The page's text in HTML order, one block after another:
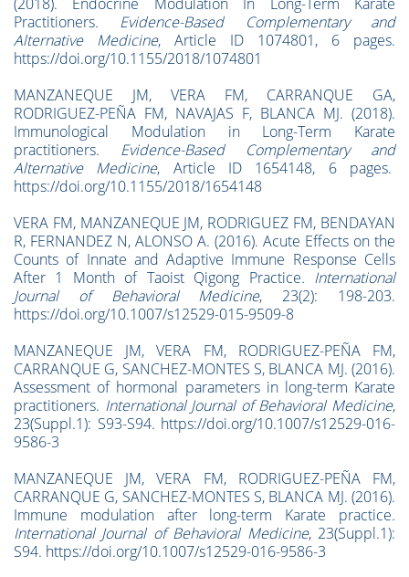
Practitioners. Evidence-Based Complementary and
Alternative Medicine, Article ID 1074801, 6 pages.
https://doi.org/10.1155/2018/1074801
MANZANEQUE JM, VERA FM, CARRANQUE GA,
RODRIGUEZ-PEÑA FM, NAVAJAS F, BLANCA MJ. (2018).
Immunological Modulation in Long-Term Karate
practitioners. Evidence-Based Complementary and
Alternative Medicine, Article ID 1654148, 6 pages.
https://doi.org/10.1155/2018/1654148
VERA FM, MANZANEQUE JM, RODRIGUEZ FM, BENDAYAN
R, FERNANDEZ N, ALONSO A. (2016). Acute Effects on the
Counts of Innate and Adaptive Immune Response Cells
After 1 Month of Taoist Qigong Practice. International
Journal of Behavioral Medicine, 23(2): 198-203.
https://doi.org/10.1007/s12529-015-9509-8
MANZANEQUE JM, VERA FM, RODRIGUEZ-PEÑA FM,
CARRANQUE G, SANCHEZ-MONTES S, BLANCA MJ. (2016).
Assessment of hormonal parameters in long-term Karate
practitioners. International Journal of Behavioral Medicine,
23(Suppl.1): S93-S94. https://doi.org/10.1007/s12529-016-
9586-3
MANZANEQUE JM, VERA FM, RODRIGUEZ-PEÑA FM,
CARRANQUE G, SANCHEZ-MONTES S, BLANCA MJ. (2016).
Immune modulation after long-term Karate practice.
International Journal of Behavioral Medicine, 23(Suppl.1):
S94. https://doi.org/10.1007/s12529-016-9586-3